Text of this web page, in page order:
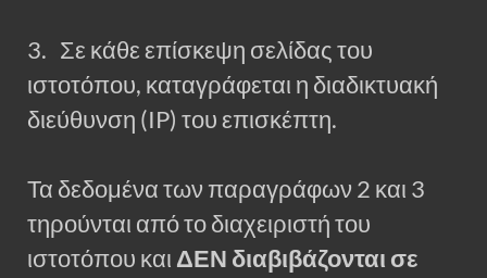
3. Σε κάθε επίσκεψη σελίδας του
ιστοτόπου, καταγράφεται η διαδικτυακή
διεύθυνση (IP) του επισκέπτη.
Τα δεδομένα των παραγράφων 2 και 3
τηρούνται από το διαχειριστή του
ιστοτόπου και ΔΕΝ διαβιβάζονται σε